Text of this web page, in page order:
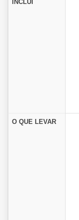
INCLUI
O QUE LEVAR